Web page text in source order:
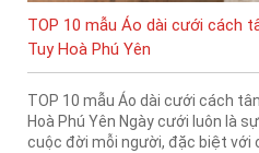
TOP 10 mẫu Áo dài cưới cách
Tuy Hoà Phú Yên
TOP 10 mẫu Áo dài cưới cách
Hoà Phú Yên Ngày cưới luôn là
cuộc đời mỗi người, đặc biệt với